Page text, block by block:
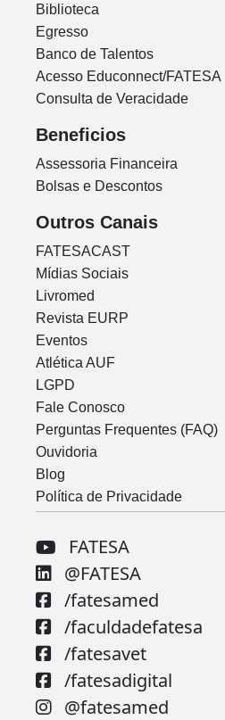
Biblioteca
Egresso
Banco de Talentos
Acesso Educonnect/FATESA
Consulta de Veracidade
Beneficios
Assessoria Financeira
Bolsas e Descontos
Outros Canais
FATESACAST
Mídias Sociais
Livromed
Revista EURP
Eventos
Atlética AUF
LGPD
Fale Conosco
Perguntas Frequentes (FAQ)
Ouvidoria
Blog
Política de Privacidade
FATESA
@FATESA
/fatesamed
/faculdadefatesa
/fatesavet
/fatesadigital
@fatesamed